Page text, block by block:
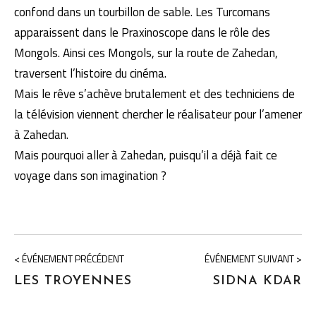
confond dans un tourbillon de sable. Les Turcomans
apparaissent dans le Praxinoscope dans le rôle des
Mongols. Ainsi ces Mongols, sur la route de Zahedan,
traversent l’histoire du cinéma.
Mais le rêve s’achève brutalement et des techniciens de
la télévision viennent chercher le réalisateur pour l’amener
à Zahedan.
Mais pourquoi aller à Zahedan, puisqu’il a déjà fait ce
voyage dans son imagination ?
< ÉVÉNEMENT PRÉCÉDENT
LES TROYENNES
ÉVÉNEMENT SUIVANT >
SIDNA KDAR